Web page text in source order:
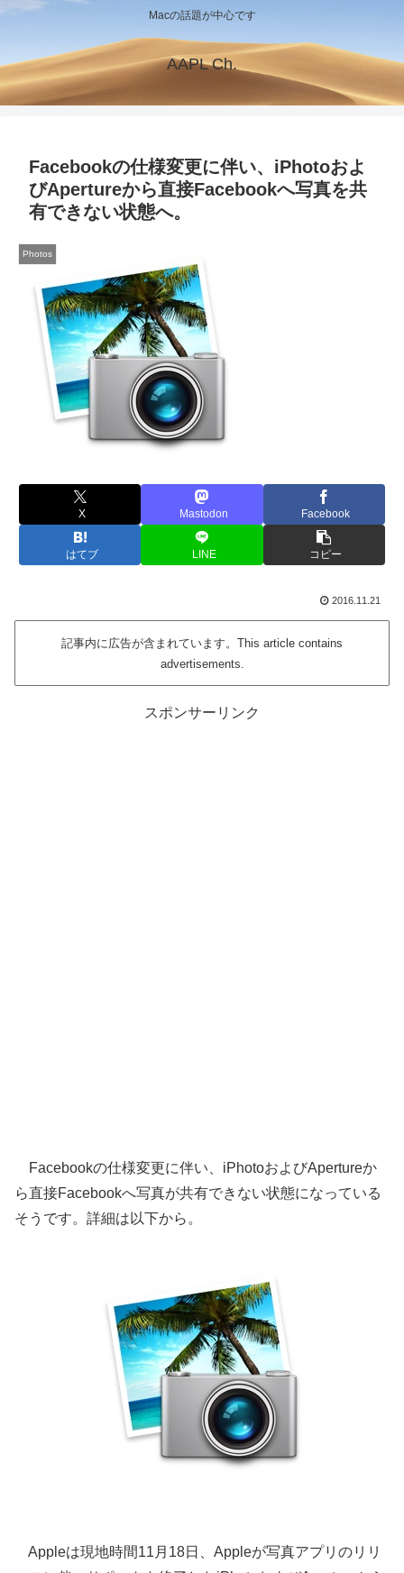
Macの話題が中心です
AAPL Ch.
Facebookの仕様変更に伴い、iPhotoおよ
びApertureから直接Facebookへ写真を共
有できない状態へ。
Photos
X Mastodon Facebook
はてブ LINE コピー
2016.11.21
記事内に広告が含まれています。This article contains
advertisements.
スポンサーリンク
Facebookの仕様変更に伴い、iPhotoおよびApertureか
ら直接Facebookへ写真が共有できない状態になっている
そうです。詳細は以下から。
Appleは現地時間11月18日、Appleが写真アプリのリリ